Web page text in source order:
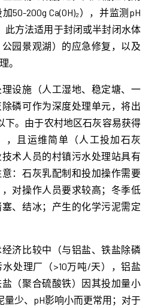
50-200g Ca(OH)₂），并监测pH
此方法适用于封闭或半封闭水体
公园景观湖）的应急修复，以及
。
设施（人工湿地、稳定塘、一
磷可作为深度处理单元，将出
下。由于农村地区石灰容易获得
，且运维简单（人工投加石灰
术人员的村镇污水处理站具有
：石灰乳配制和投加操作需要
对操作人员要求较高；冬季低
、结冰；产生的化学污泥需定
济比较中（与铝盐、铁盐除磷
处理厂（>10万吨/天），铝盐
盐（聚合硫酸铁）因其投加量小
量少、pH影响小而更常用；对于